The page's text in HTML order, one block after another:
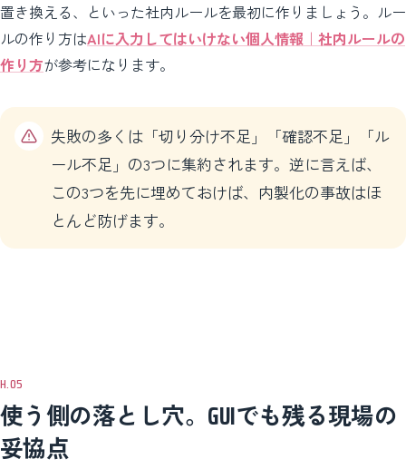
置き換える、といった社内ルールを最初に作りましょう。ルー
ルの作り方はAIに入力してはいけない個人情報｜社内ルールの
作り方が参考になります。
失敗の多くは「切り分け不足」「確認不足」「ル
ール不足」の3つに集約されます。逆に言えば、
この3つを先に埋めておけば、内製化の事故はほ
とんど防げます。
使う側の落とし穴。GUIでも残る現場の
妥協点